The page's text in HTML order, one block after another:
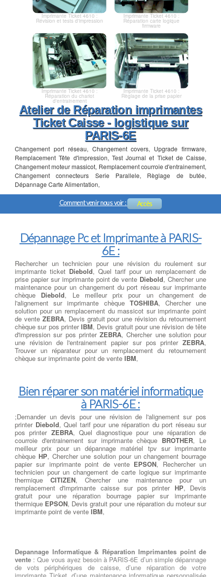
Imprimante Ticket 4610 :
Révision et tests d'impression
Imprimante Ticket 4610 :
Réparation carte logique
firmware
Imprimante Ticket 4610 :
Réparation du chariot
d'entrainement
Imprimante Ticket 4610 :
Règlage de la prise papier
Atelier de Réparation imprimantes
Ticket Caisse - logistique sur
PARIS-6E
Changement port réseau, Changement covers, Upgrade firmware,
Remplacement Tête d'impression, Test Journal et Ticket de Caisse,
Changement moteur massicot, Remplacement courroie d'entrainement,
Changement connecteurs Serie Parallele, Règlage de butée,
Dépannage Carte Alimentation,
Comment venir nous voir : Accès
Dépannage Pc et Imprimante à PARIS-
6E :
Rechercher un technicien pour une révision du roulement sur
imprimante ticket Diebold, Quel tarif pour un remplacement de
prise papier sur imprimante point de vente Diebold, Chercher une
maintenance pour un changement du port réseau sur imprimante
chèque Diebold, Le meilleur prix pour un changement de
l'alignement sur imprimante chèque TOSHIBA, Chercher une
solution pour un remplacement du massicot sur imprimante point
de vente ZEBRA, Devis gratuit pour une révision du retournement
chèque sur pos printerIBM, Devis gratuit pour une révision de tête
d'impression sur pos printer ZEBRA, Chercher une solution pour
une révision de l'entrainement papier sur pos printer ZEBRA,
Trouver un réparateur pour un remplacement du retournement
chèque sur imprimante point de vente IBM,
Bien réparer son matériel informatique
à PARIS-6E :
;Demander un devis pour une révision de l'alignement sur pos
printer Diebold, Quel tarif pour une réparation du port réseau sur
pos printer ZEBRA, Quel diagnostique pour une réparation de
courroie d'entrainement sur imprimante chèque BROTHER, Le
meilleur prix pour un dépannage matériel tpv sur imprimante
chèque HP, Chercher une solution pour un changement bourrage
papier sur imprimante point de vente EPSON, Rechercher un
technicien pour un changement de carte logique sur imprimante
thermique CITIZEN, Chercher une maintenance pour un
remplacement d'imprimante caisse sur pos printer HP, Devis
gratuit pour une réparation bourrage papier sur imprimante
thermique EPSON, Devis gratuit pour une réparation du moteur sur
imprimante point de vente IBM,
Depannage Informatique & Réparation Imprimantes point de
vente : Que vous ayez besoin à PARIS-6E d’un simple dépannage
de vots périphériques de caisse, d’une réparation de votre